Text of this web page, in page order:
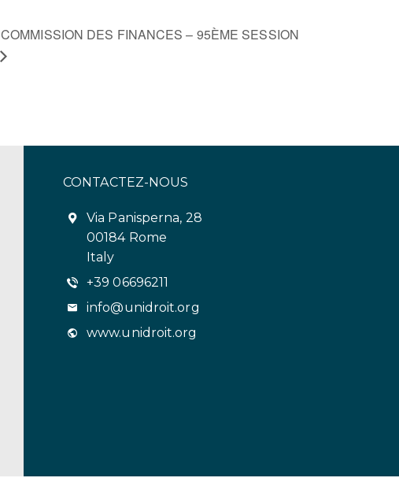
COMMISSION DES FINANCES – 95ÈME SESSION
CONTACTEZ-NOUS
Via Panisperna, 28
00184 Rome
Italy
+39 06696211
info@unidroit.org
www.unidroit.org